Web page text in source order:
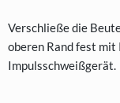
Verschließe die
oberen Rand fest mit
Impulsschweißgerät.